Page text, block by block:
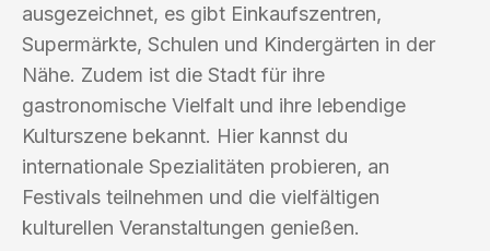
ausgezeichnet, es gibt Einkaufszentren,
Supermärkte, Schulen und Kindergärten in der
Nähe. Zudem ist die Stadt für ihre
gastronomische Vielfalt und ihre lebendige
Kulturszene bekannt. Hier kannst du
internationale Spezialitäten probieren, an
Festivals teilnehmen und die vielfältigen
kulturellen Veranstaltungen genießen.